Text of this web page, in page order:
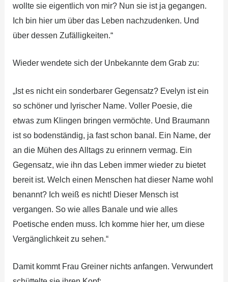
wollte sie eigentlich von mir? Nun sie ist ja gegangen.
Ich bin hier um über das Leben nachzudenken. Und
über dessen Zufälligkeiten.“
Wieder wendete sich der Unbekannte dem Grab zu:
„Ist es nicht ein sonderbarer Gegensatz? Evelyn ist ein
so schöner und lyrischer Name. Voller Poesie, die
etwas zum Klingen bringen vermöchte. Und Braumann
ist so bodenständig, ja fast schon banal. Ein Name, der
an die Mühen des Alltags zu erinnern vermag. Ein
Gegensatz, wie ihn das Leben immer wieder zu bietet
bereit ist. Welch einen Menschen hat dieser Name wohl
benannt? Ich weiß es nicht! Dieser Mensch ist
vergangen. So wie alles Banale und wie alles
Poetische enden muss. Ich komme hier her, um diese
Vergänglichkeit zu sehen.“
Damit kommt Frau Greiner nichts anfangen. Verwundert